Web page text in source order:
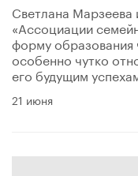
Светлана Марзеева
«Ассоциации
форму
особенно чутко
его будущим
21 июня